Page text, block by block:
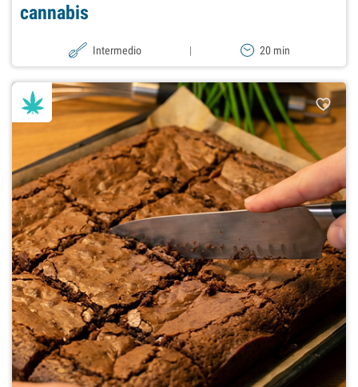
cannabis
Intermedio | 20 min